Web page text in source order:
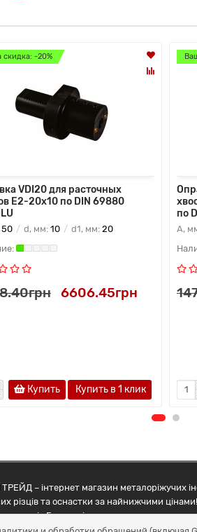
скидка: -20%
VDI20 для расточных
Е2-20х10 по DIN 69880
50 d, мм: 10 d1, мм: 20
6606.45грн
Купить Купить в 1 клик
по
A,
– інтернет магазин металоріжучих
різців та оснастки за найнижчими
Грамотні менеджери